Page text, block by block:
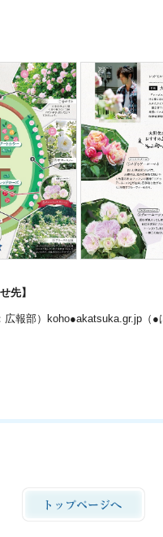
先】
報部）koho●akatsuka.gr.jp（●